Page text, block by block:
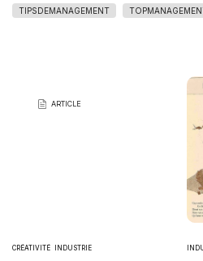
TIPSDEMANAGEMENT
ARTICLE
CRÉATIVITÉ INDUSTRIE